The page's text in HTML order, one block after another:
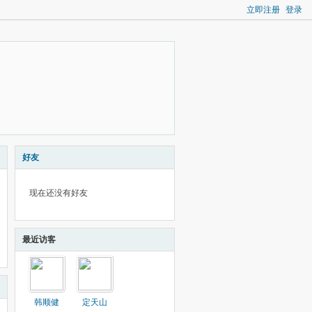
立即注册 登录
好友
现在还没有好友
最近访客
韩顺健
定天山